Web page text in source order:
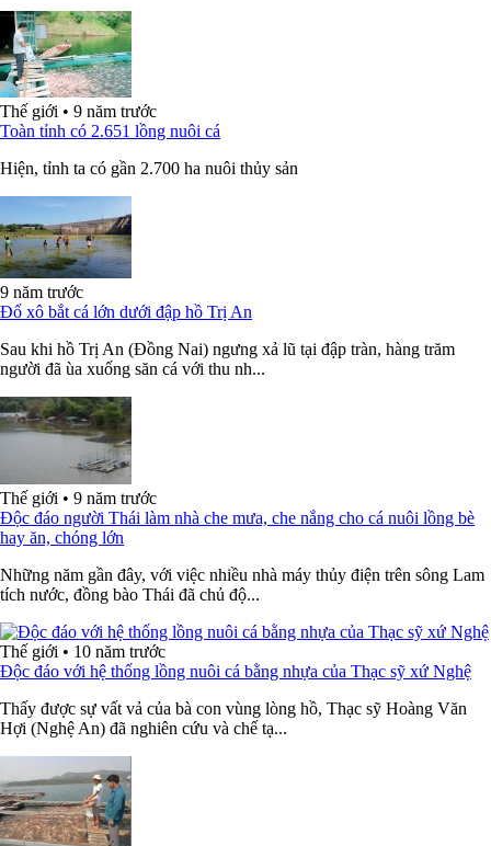
Thế giới • 9 năm trước
Toàn tỉnh có 2.651 lồng nuôi cá
Hiện, tỉnh ta có gần 2.700 ha nuôi thủy sản
9 năm trước
Đổ xô bắt cá lớn dưới đập hồ Trị An
Sau khi hồ Trị An (Đồng Nai) ngưng xả lũ tại đập tràn, hàng trăm
người đã ùa xuống săn cá với thu nh...
Thế giới • 9 năm trước
Độc đáo người Thái làm nhà che mưa, che nắng cho cá nuôi lồng bè
hay ăn, chóng lớn
Những năm gần đây, với việc nhiều nhà máy thủy điện trên sông Lam
tích nước, đồng bào Thái đã chủ độ...
Thế giới • 10 năm trước
Độc đáo với hệ thống lồng nuôi cá bằng nhựa của Thạc sỹ xứ Nghệ
Thấy được sự vất vả của bà con vùng lòng hồ, Thạc sỹ Hoàng Văn
Hợi (Nghệ An) đã nghiên cứu và chế tạ...